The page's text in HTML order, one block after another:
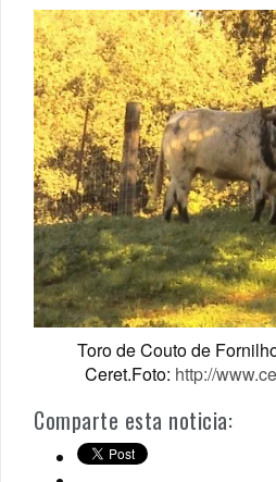
Toro de Couto de
Ceret.Foto: http://
Comparte esta noticia: